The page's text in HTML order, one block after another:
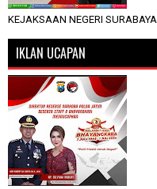
KEJAKSAAN NEGERI SURABAYA
IKLAN UCAPAN